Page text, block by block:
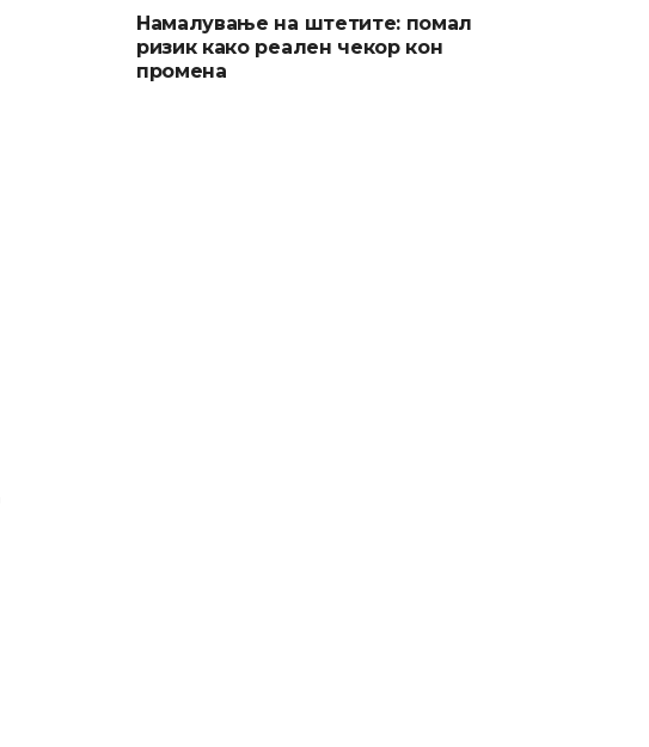
Намалување на штетите: помал
ризик како реален чекор кон
промена